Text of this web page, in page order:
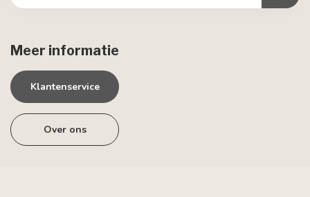
Meer informatie
Klantenservice
Over ons